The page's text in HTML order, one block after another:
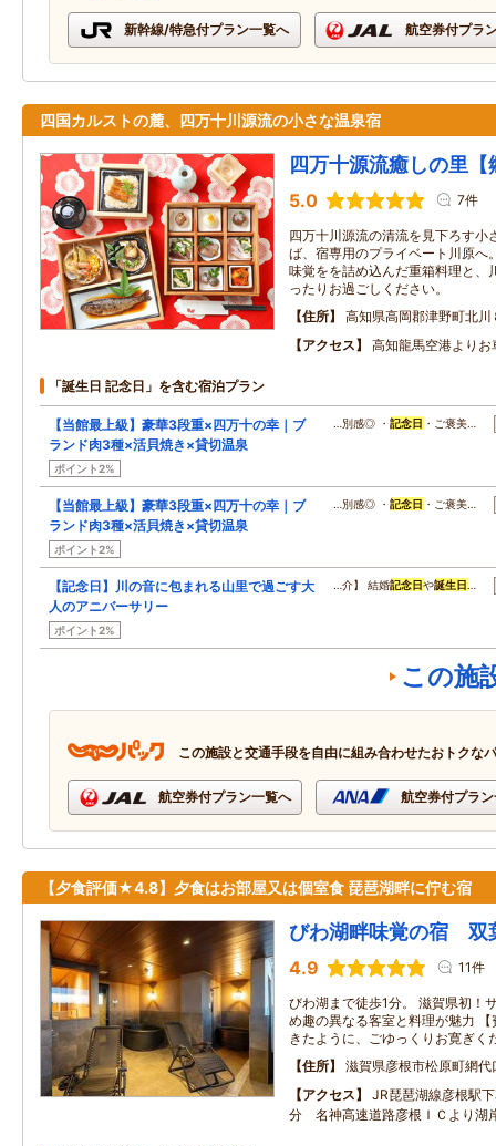
新幹線/特急付プラン一覧へ 航空券付プラ
四国カルストの麓、四万十川源流の小さな温泉宿
四万十源流癒しの里【
5.0 7件
四万十川源流の清流を見下ろす小
ば、宿専用のプライベート川原へ
味覚をを詰め込んだ重箱料理と、
ったりお過ごしください。
住所
高知県高岡郡津野町北川
アクセス
高知龍馬空港より
「誕生日 記念日」を含む宿泊プラン
【当館最上級】豪華3段重×四万十の幸｜ブ
ランド肉3種×活貝焼き×貸切温泉
ポイント2%
…別感◎ ・記念日 ・ご褒美…
【当館最上級】豪華3段重×四万十の幸｜ブ
ランド肉3種×活貝焼き×貸切温泉
ポイント2%
…別感◎ ・記念日 ・ご褒美…
【記念日】川の音に包まれる山里で過ごす大
人のアニバーサリー
ポイント2%
…介】 結婚記念日や誕生日 …
この施
この施設と交通手段を自由に組み合わせたおトクな
航空券付プラン一覧へ 航空券付プラ
【夕食評価★4.8】夕食はお部屋又は個室食 琵琶湖畔に佇む宿
びわ湖畔味覚の宿 双
4.9 11件
びわ湖まで徒歩1分。 滋賀県初！
め趣の異なる客室と料理が魅力
きたように、ごゆっくりお寛ぎく
住所
滋賀県彦根市松原町網代
アクセス
JR琵琶湖線彦根駅
分 名神高速道路彦根ＩＣより湖